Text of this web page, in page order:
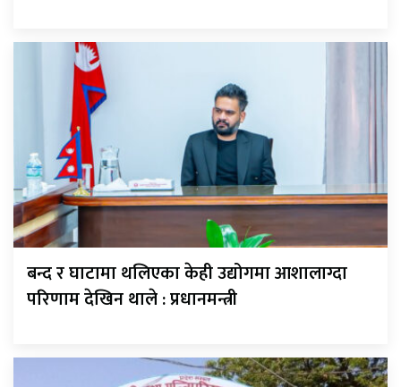
बन्द र घाटामा थलिएका केही उद्योगमा आशालाग्दा
परिणाम देखिन थाले : प्रधानमन्त्री